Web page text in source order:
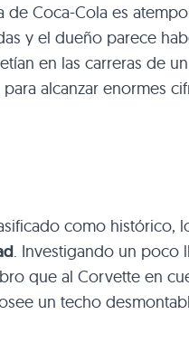
Coca-Cola es
y el dueño parece
en las carreras de
alcanzar enormes
como histórico,
. Investigando un poco
que al Corvette en
un techo